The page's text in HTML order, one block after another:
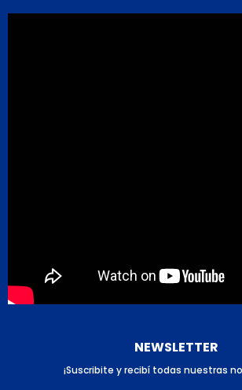
NEWSLETTER
¡Suscribite y recibí todas nuestras